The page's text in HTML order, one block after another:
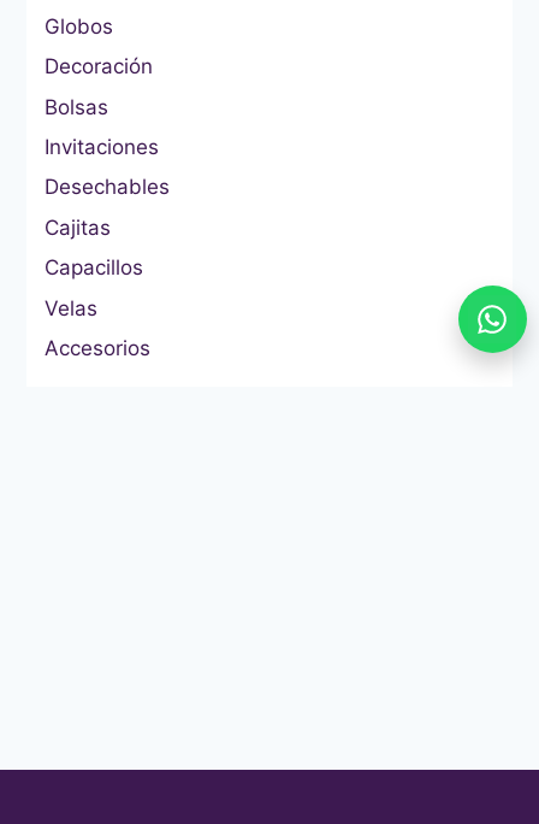
Globos
Decoración
Bolsas
Invitaciones
Desechables
Cajitas
Capacillos
Velas
Accesorios